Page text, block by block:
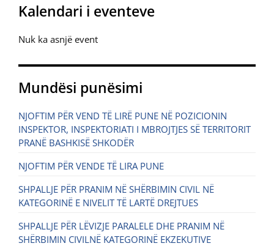
Kalendari i eventeve
Nuk ka asnjë event
Mundësi punësimi
NJOFTIM PËR VEND TË LIRË PUNE NË POZICIONIN
INSPEKTOR, INSPEKTORIATI I MBROJTJES SË TERRITORIT
PRANË BASHKISË SHKODËR
NJOFTIM PËR VENDE TË LIRA PUNE
SHPALLJE PËR PRANIM NË SHËRBIMIN CIVIL NË
KATEGORINË E NIVELIT TË LARTË DREJTUES
SHPALLJE PËR LËVIZJE PARALELE DHE PRANIM NË
SHËRBIMIN CIVILNË KATEGORINË EKZEKUTIVE